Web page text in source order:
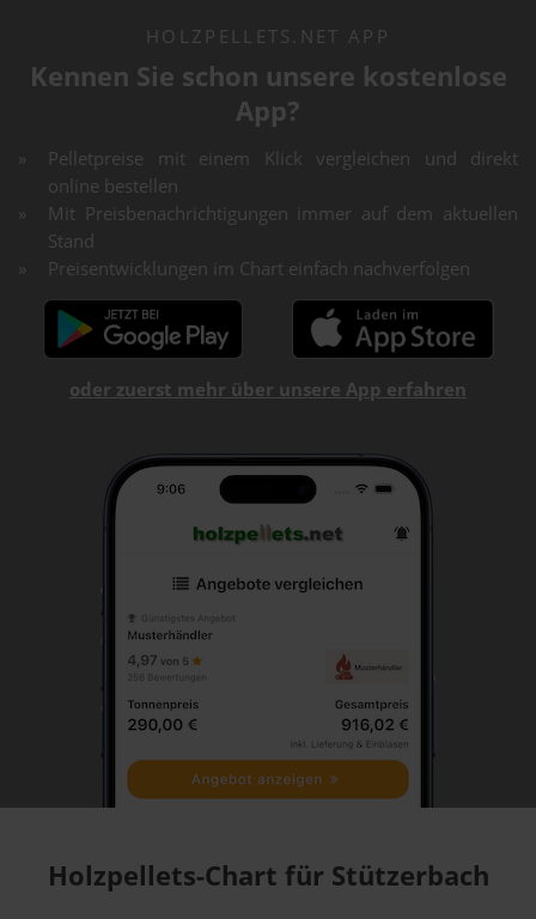
HOLZPELLETS.NET APP
Kennen Sie schon unsere kostenlose
App?
Pelletpreise mit einem Klick vergleichen und direkt
online bestellen
Mit Preisbenachrichtigungen immer auf dem aktuellen
Stand
Preisentwicklungen im Chart einfach nachverfolgen
oder zuerst mehr über unsere App erfahren
Holzpellets-Chart für Stützerbach